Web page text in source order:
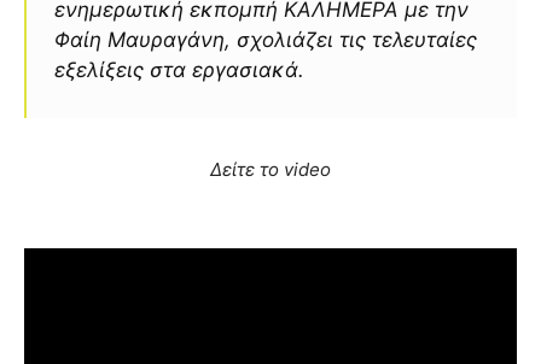
ενημερωτική εκπομπή ΚΑΛΗΜΕΡΑ με την
Φαίη Μαυραγάνη, σχολιάζει τις τελευταίες
εξελίξεις στα εργασιακά.
Δείτε το video